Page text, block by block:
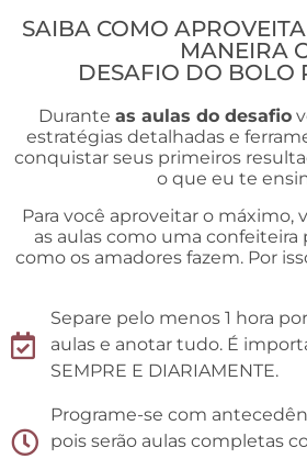
SAIBA COMO
MANEIRA
DESAFIO DO BOLO
Durante as aulas do desafio
estratégias detalhadas e
conquistar seus primeiros
o que eu te
Para você aproveitar o máximo,
as aulas como uma confeiteira
como os amadores fazem. Por
Separe pelo menos 1 hora
aulas e anotar tudo. É
SEMPRE E DIARIAMENTE.
Programe-se com
pois serão aulas completas